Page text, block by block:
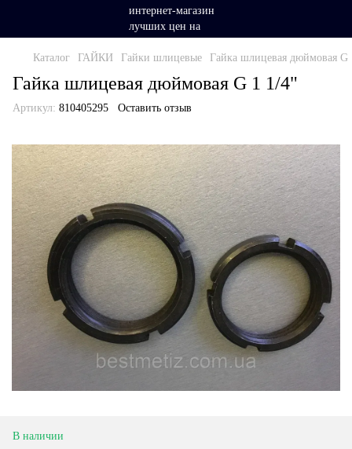
Каталог ГАЙКИ Гайки шлицевые Гайка шлицевая дюймовая G
Гайка шлицевая дюймовая G 1 1/4"
Артикул: 810405295 Оставить отзыв
В наличии